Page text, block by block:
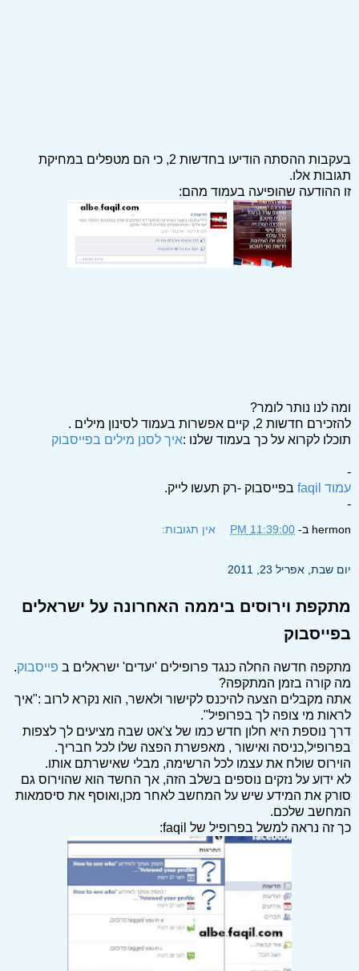
בעקבות ההסתה הודיעו בחדשות 2, כי הם מטפלים במחיקת
תגובות אלו.
זו ההודעה שהופיעה בעמוד מהם:
ומה לנו נותר לומר?
להזכירם חדשות 2, קיים אפשרות בעמוד לסינון מילים .
תוכלו לקרוא על כך בעמוד שלנו :איך לסנן מילים בפייסבוק
-
עמוד faqil
בפייסבוק -רק תעשו לייק.
-
hermon ב- 11:39:00 PM אין תגובות:
יום שבת, אפריל 23, 2011
מתקפת וירוסים ביממה האחרונה על ישראלים
בפייסבוק
מתקפה חדשה החלה כנגד פרופילים 'יעדים' ישראלים ב פייסבוק.
מה קורה בזמן המתקפה?
אתה מקבלים הצעה להיכנס לקישור ולאשר, הוא נקרא לרוב :"איך
לראות מי צופה לך בפרופיל".
דרך נוספת היא חלון חדש כמו של צ'אט שבה מציעים לך לצפות
בפרופיל,כניסה ואישור , מאפשרת הפצה שלו לכל חבריך.
הוירוס שולח את עצמו לכל הרשימה, מבלי שאישרתם אותו.
לא ידוע על נזקים נוספים בשלב הזה, אך החשד הוא שהוירוס גם
סורק את המידע שיש על המחשב לאחר מכן,ואוסף את סיסמאות
המחשב שלכם.
כך זה נראה למשל בפרופיל של faqil: